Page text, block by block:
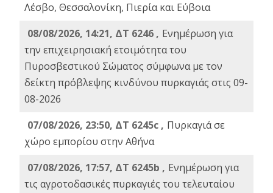
Λέσβο, Θεσσαλονίκη, Πιερία και Εύβοια
08/08/2026, 14:21, ΔΤ 6246 , Ενημέρωση για
την επιχειρησιακή ετοιμότητα του
Πυροσβεστικού Σώματος σύμφωνα με τον
δείκτη πρόβλεψης κινδύνου πυρκαγιάς στις 09-
08-2026
07/08/2026, 23:50, ΔΤ 6245c , Πυρκαγιά σε
χώρο εμπορίου στην Αθήνα
07/08/2026, 17:57, ΔΤ 6245b , Ενημέρωση για
τις αγροτοδασικές πυρκαγιές του τελευταίου